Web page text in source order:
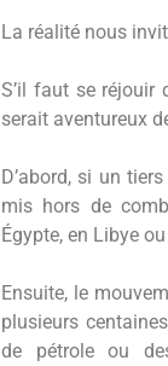
La réalité nous
S’il faut se réjouir
serait aventureux
D’abord, si un
mis hors de
Égypte, en Libye
Ensuite, le
plusieurs
de pétrole ou